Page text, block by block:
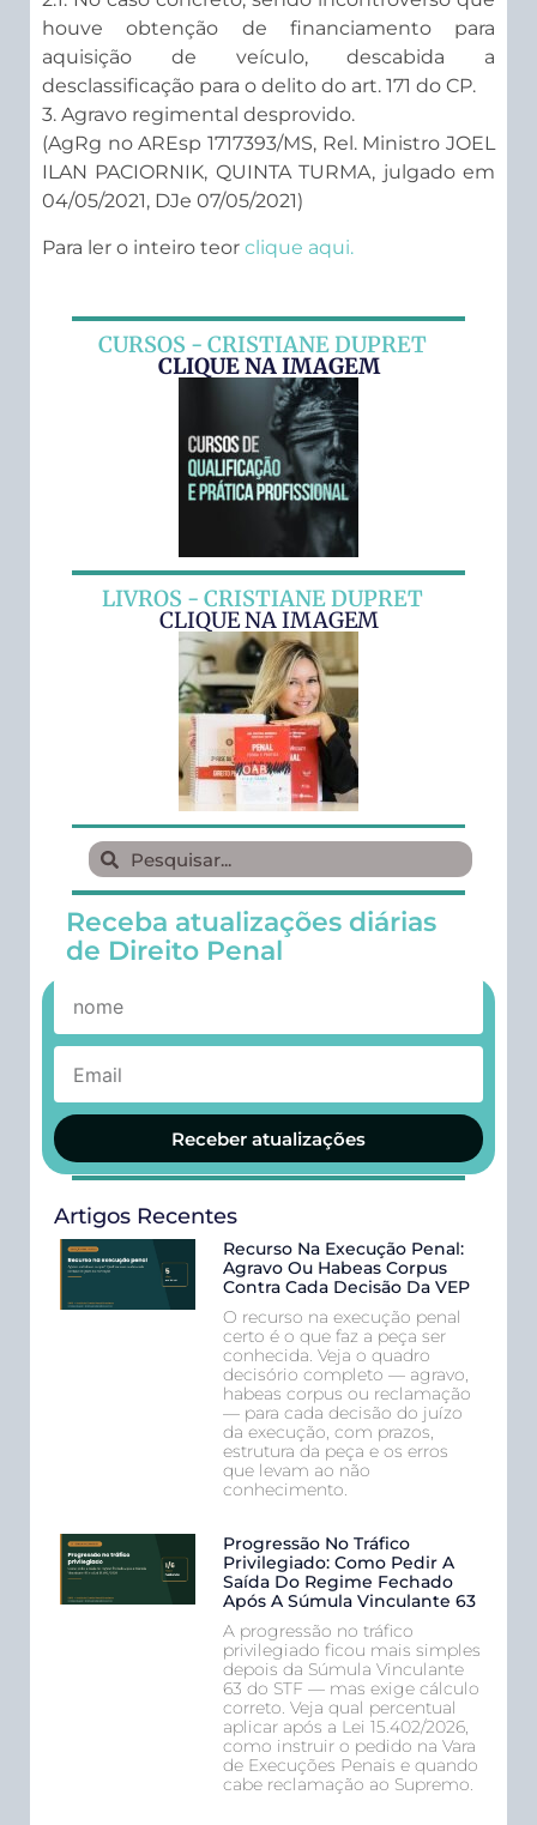
houve obtenção de financiamento para
aquisição de veículo, descabida a
desclassificação para o delito do art. 171 do CP.
3. Agravo regimental desprovido.
(AgRg no AREsp 1717393/MS, Rel. Ministro JOEL
ILAN PACIORNIK, QUINTA TURMA, julgado em
04/05/2021, DJe 07/05/2021)
Para ler o inteiro teor clique aqui.
CURSOS - CRISTIANE DUPRET
CLIQUE NA IMAGEM
LIVROS - CRISTIANE DUPRET
CLIQUE NA IMAGEM
Receba atualizações diárias
de Direito Penal
Receber atualizações
Artigos Recentes
Recurso Na Execução Penal:
Agravo Ou Habeas Corpus
Contra Cada Decisão Da VEP
O recurso na execução penal
certo é o que faz a peça ser
conhecida. Veja o quadro
decisório completo — agravo,
habeas corpus ou reclamação
— para cada decisão do juízo
da execução, com prazos,
estrutura da peça e os erros
que levam ao não
conhecimento.
Progressão No Tráfico
Privilegiado: Como Pedir A
Saída Do Regime Fechado
Após A Súmula Vinculante 63
A progressão no tráfico
privilegiado ficou mais simples
depois da Súmula Vinculante
63 do STF — mas exige cálculo
correto. Veja qual percentual
aplicar após a Lei 15.402/2026,
como instruir o pedido na Vara
de Execuções Penais e quando
cabe reclamação ao Supremo.